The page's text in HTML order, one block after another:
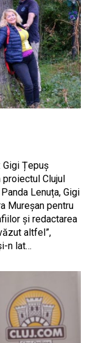
Gigi Țepuș
Clujul
Lenuța, Gigi
Mureșan pentru
și redactarea
altfel”,
n lat…